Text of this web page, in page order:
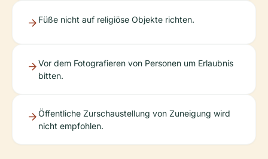
Füße nicht auf religiöse Objekte richten.
Vor dem Fotografieren von Personen um Erlaubnis
bitten.
Öffentliche Zurschaustellung von Zuneigung wird
nicht empfohlen.